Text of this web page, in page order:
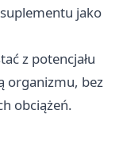
jako
z potencjału
organizmu, bez
obciążeń.